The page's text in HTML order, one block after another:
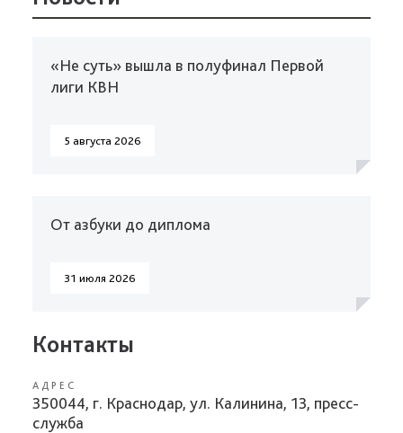
«Не суть» вышла в полуфинал Первой
лиги КВН
5 августа 2026
От азбуки до диплома
31 июля 2026
Контакты
АДРЕС
350044, г. Краснодар, ул. Калинина, 13, пресс-
служба